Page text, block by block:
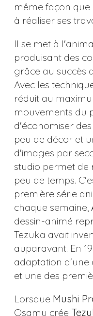
même façon que
à réaliser ses
Il se met à
produisant des
grâce au succès
Avec les
réduit au
mouvements du
d'économiser
peu de décor et
d'images par
studio permet de
peu de temps.
première série
chaque semaine,
dessin-animé
Tezuka avait
auparavant. En
adaptation d'une
et une des
Lorsque Mushi
Osamu crée